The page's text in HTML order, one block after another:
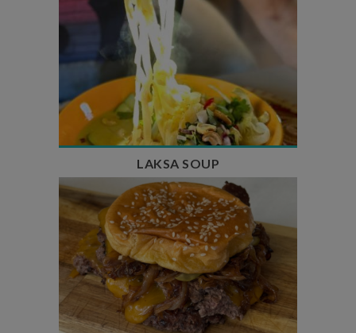
Temps de préparation : 40 min
Temps de cuisson : 25 min
Nombre de couverts : 4
LAKSA SOUP
Temps de préparation : 20 min
Temps de cuisson : 5 à 10 min
Nombre de couverts : 4